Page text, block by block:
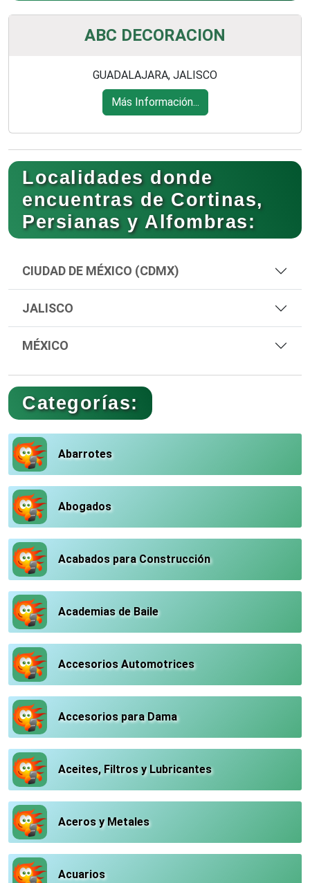
ABC DECORACION
GUADALAJARA, JALISCO
Más Información...
Localidades donde
encuentras de Cortinas,
Persianas y Alfombras:
CIUDAD DE MÉXICO (CDMX)
JALISCO
MÉXICO
Categorías:
Abarrotes
Abogados
Acabados para Construcción
Academias de Baile
Accesorios Automotrices
Accesorios para Dama
Aceites, Filtros y Lubricantes
Aceros y Metales
Acuarios